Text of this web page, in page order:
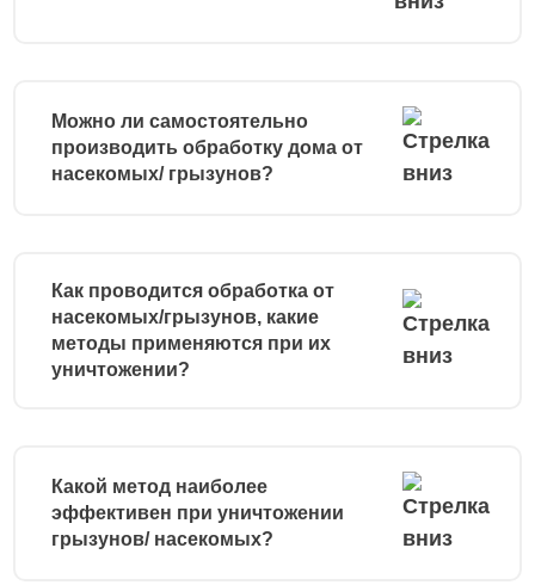
Можно ли самостоятельно
производить обработку дома от
насекомых/ грызунов?
Как проводится обработка от
насекомых/грызунов, какие
методы применяются при их
уничтожении?
Какой метод наиболее
эффективен при уничтожении
грызунов/ насекомых?